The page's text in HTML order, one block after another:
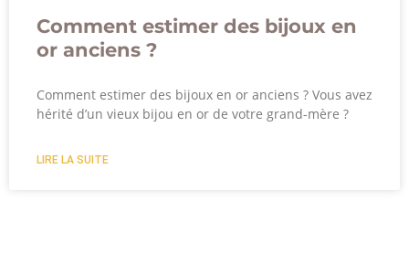
Comment estimer des bijoux en
or anciens ?
Comment estimer des bijoux en or anciens ? Vous avez
hérité d’un vieux bijou en or de votre grand-mère ?
LIRE LA SUITE